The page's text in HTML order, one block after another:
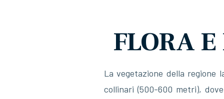
FLORA
La vegetazione della regione
collinari (500-600 metri),